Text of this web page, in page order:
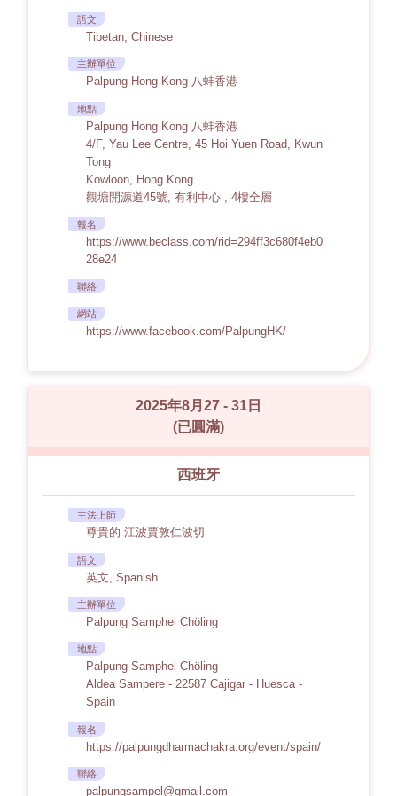
語文
Tibetan, Chinese
主辦單位
Palpung Hong Kong 八蚌香港
地點
Palpung Hong Kong 八蚌香港
4/F, Yau Lee Centre, 45 Hoi Yuen Road, Kwun
Tong
Kowloon, Hong Kong
觀塘開源道45號, 有利中心 , 4樓全層
報名
https://www.beclass.com/rid=294ff3c680f4eb0
28e24
聯絡
網站
https://www.facebook.com/PalpungHK/
2025年8月27 - 31日
(已圓滿)
西班牙
主法上師
尊貴的 江波賈敦仁波切
語文
英文, Spanish
主辦單位
Palpung Samphel Chöling
地點
Palpung Samphel Chöling
Aldea Sampere - 22587 Cajigar - Huesca -
Spain
報名
https://palpungdharmachakra.org/event/spain/
聯絡
palpungsampel@gmail.com